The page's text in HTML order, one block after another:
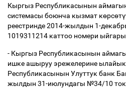
Кыргыз Республикасынын
системасы боюнча кызмат көрсөт
реестринде 2014-жылдын 1-
1019311214 каттоо номери
- Кыргыз Республикасынын
ишке ашыруу эрежелерине
Республикасынын Улуттук банк
жылдын 31-июлундагы №34/10